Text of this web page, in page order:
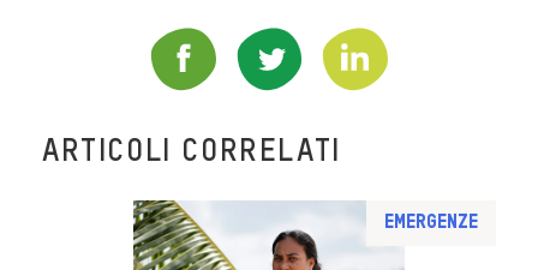
ARTICOLI CORRELATI
Emergenze